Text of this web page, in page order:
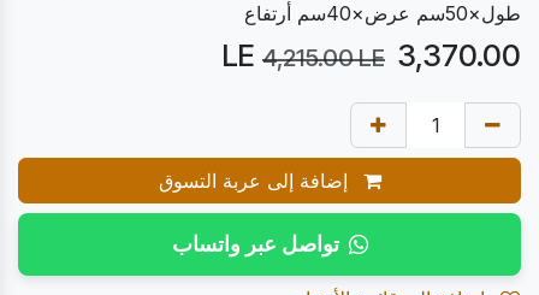
طول×50سم عرض×40سم أرتفاع
3,370.00
4,215.00LE
إضافة إلى عربة التسوق
تواصل عبر واتساب